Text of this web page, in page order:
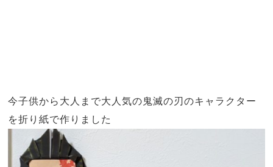
今子供から大人まで大人気の鬼滅の刃のキャラクター
を折り紙で作りました